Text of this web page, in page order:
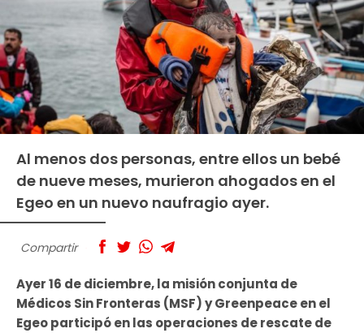
Al menos dos personas, entre ellos un bebé
de nueve meses, murieron ahogados en el
Egeo en un nuevo naufragio ayer.
Compartir
Ayer 16 de diciembre, la misión conjunta de
Médicos Sin Fronteras (MSF) y Greenpeace en el
Egeo participó en las operaciones de rescate de